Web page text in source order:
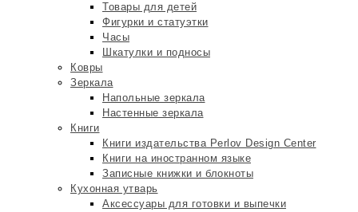
Товары для детей
Фигурки и статуэтки
Часы
Шкатулки и подносы
Ковры
Зеркала
Напольные зеркала
Настенные зеркала
Книги
Книги издательства Perlov Design Center
Книги на иностранном языке
Записные книжки и блокноты
Кухонная утварь
Аксессуары для готовки и выпечки